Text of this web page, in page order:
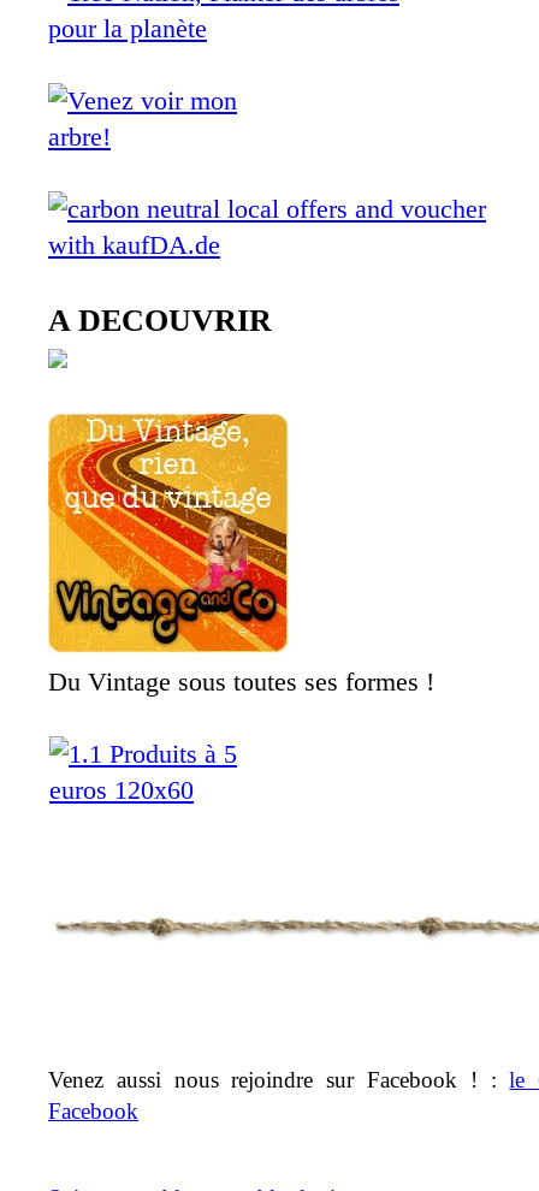
A DECOUVRIR
Du Vintage sous toutes ses formes !
Venez aussi nous rejoindre sur Facebook ! :le
Facebook